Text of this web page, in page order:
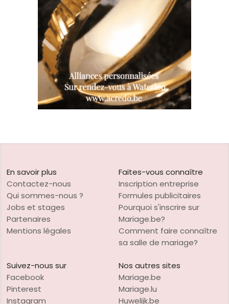
En savoir plus
Contactez-nous
Qui sommes-nous ?
Jobs et stages
Partenaires
Mentions légales
Faites-vous connaître
Inscription entreprise
Formules publicitaires
Pourquoi s'inscrire sur
Mariage.be?
Comment faire connaître
sa salle de mariage?
Suivez-nous sur
Facebook
Pinterest
Instagram
Nos autres sites
Mariage.be
Mariage.lu
Huwelijk.be